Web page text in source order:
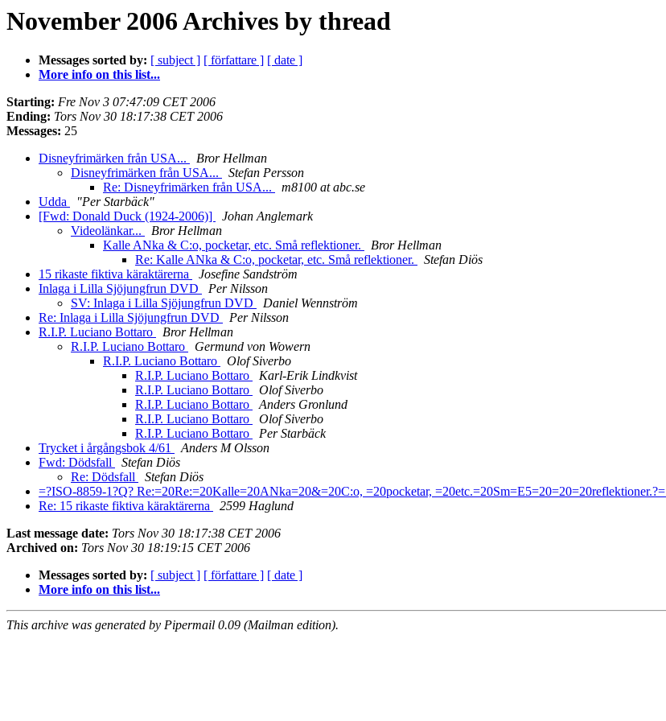
November 2006 Archives by thread
Messages sorted by: [ subject ] [ författare ] [ date ]
More info on this list...
Starting: Fre Nov 3 07:47:09 CET 2006
Ending: Tors Nov 30 18:17:38 CET 2006
Messages: 25
Disneyfrimärken från USA...
Bror Hellman
Disneyfrimärken från USA...
Stefan Persson
Re: Disneyfrimärken från USA...
m8100 at abc.se
Udda
"Per Starbäck"
[Fwd: Donald Duck (1924-2006)]
Johan Anglemark
Videolänkar...
Bror Hellman
Kalle ANka & C:o, pocketar, etc. Små reflektioner.
Bror Hellman
Re: Kalle ANka & C:o, pocketar, etc. Små reflektioner.
Stefan Diös
15 rikaste fiktiva käraktärerna
Josefine Sandström
Inlaga i Lilla Sjöjungfrun DVD
Per Nilsson
SV: Inlaga i Lilla Sjöjungfrun DVD
Daniel Wennström
Re: Inlaga i Lilla Sjöjungfrun DVD
Per Nilsson
R.I.P. Luciano Bottaro
Bror Hellman
R.I.P. Luciano Bottaro
Germund von Wowern
R.I.P. Luciano Bottaro
Olof Siverbo
R.I.P. Luciano Bottaro
Karl-Erik Lindkvist
R.I.P. Luciano Bottaro
Olof Siverbo
R.I.P. Luciano Bottaro
Anders Gronlund
R.I.P. Luciano Bottaro
Olof Siverbo
R.I.P. Luciano Bottaro
Per Starbäck
Trycket i årgångsbok 4/61
Anders M Olsson
Fwd: Dödsfall
Stefan Diös
Re: Dödsfall
Stefan Diös
=?ISO-8859-1?Q? Re:=20Re:=20Kalle=20ANka=20&=20C:o, =20pocketar, =20etc.=20Sm=E5=20=20=20reflektioner.?=
Re: 15 rikaste fiktiva käraktärerna
2599 Haglund
Last message date: Tors Nov 30 18:17:38 CET 2006
Archived on: Tors Nov 30 18:19:15 CET 2006
Messages sorted by: [ subject ] [ författare ] [ date ]
More info on this list...
This archive was generated by Pipermail 0.09 (Mailman edition).